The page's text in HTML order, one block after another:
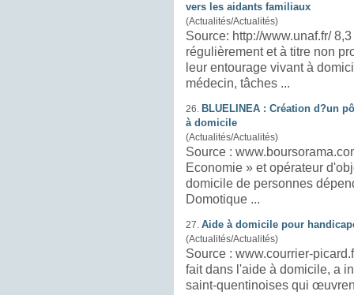
vers les aidants familiaux
(Actualités/Actualités)
Source: http://www.unaf.fr/ 8,3 millions d’aidants aident
régulièrement et à titre non
leur entourage vivant à
médecin, tâches ...
26.
BLUELINEA : Création d?un
à domicile
(Actualités/Actualités)
Source : www.boursorama.com Bluelinea, acteur de la «
Economie » et opérateur
domicile de personnes
Domotique ...
27. Aide à domicile pour
(Actualités/Actualités)
Source : www.courrier-picard.fr La société Assist Dom Services,
fait dans l'aide à domicile, a
saint-quentinoises qui